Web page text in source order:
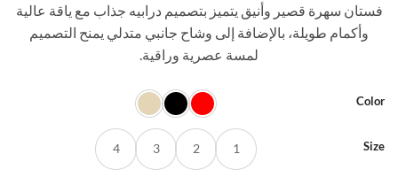
سهرة قصير وأنيق يتميز بتصميم درابيه جذاب مع ياقة عالية
وأكمام طويلة، بالإضافة إلى وشاح جانبي متدلي يمنح التصميم
لمسة عصرية وراقية.